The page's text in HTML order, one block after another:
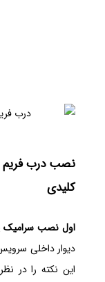
کلیدی
اول نصب سرامیک
دیوار داخلی
این نکته را در